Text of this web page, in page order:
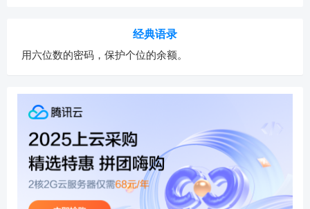
经典语录
用六位数的密码，保护个位的余额。